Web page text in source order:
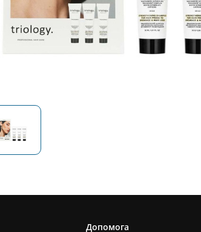
Допомога